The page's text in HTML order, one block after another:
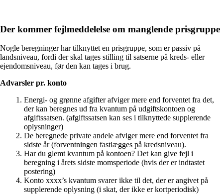
Der kommer fejlmeddelelse om manglende prisgruppe
Nogle beregninger har tilknyttet en prisgruppe, som er passiv på
landsniveau, fordi der skal tages stilling til satserne på kreds- eller
ejendomsniveau, før den kan tages i brug.
Advarsler pr. konto
Energi- og grønne afgifter afviger mere end forventet fra det,
der kan beregnes ud fra kvantum på udgiftskontoen og
afgiftssatsen. (afgiftssatsen kan ses i tilknyttede supplerende
oplysninger)
De beregnede private andele afviger mere end forventet fra
sidste år (forventningen fastlægges på kredsniveau).
Har du glemt kvantum på kontoen? Det kan give fejl i
beregning i årets sidste momsperiode (hvis der er indtastet
postering)
Konto xxxx’s kvantum svarer ikke til det, der er angivet på
supplerende oplysning (i skat, der ikke er kortperiodisk)